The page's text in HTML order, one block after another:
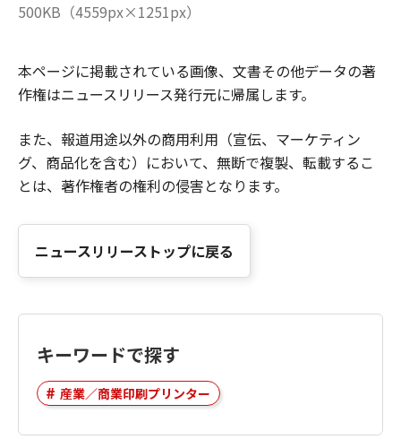
500KB（4559px×1251px）
本ページに掲載されている画像、文書その他データの著
作権はニュースリリース発行元に帰属します。
また、報道用途以外の商用利用（宣伝、マーケティン
グ、商品化を含む）において、無断で複製、転載するこ
とは、著作権者の権利の侵害となります。
ニュースリリーストップに戻る
キーワードで探す
産業／商業印刷プリンター